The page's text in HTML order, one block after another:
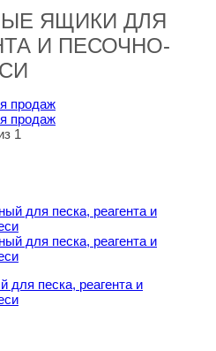
ЯЩИКИ ДЛЯ
И ПЕСОЧНО-
1
песка, реагента и песочно-
песка, реагента и